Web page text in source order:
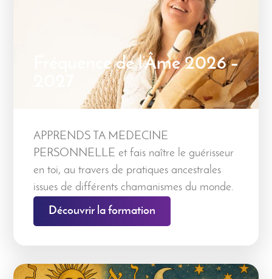
Fréquence de l’Âme 2026 –
APPRENDS TA MEDECINE
PERSONNELLE et fais naître le guérisseur
en toi, au travers de pratiques ancestrales
issues de différents chamanismes du monde.
Découvrir la formation